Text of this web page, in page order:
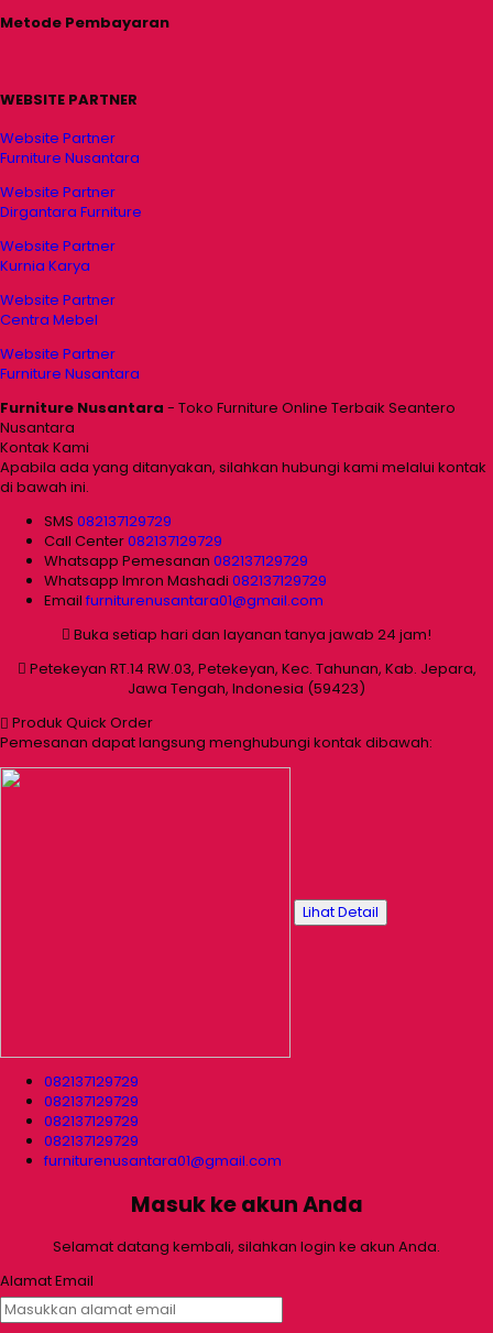
Metode Pembayaran
WEBSITE PARTNER
Website Partner
Furniture Nusantara
Website Partner
Dirgantara Furniture
Website Partner
Kurnia Karya
Website Partner
Centra Mebel
Website Partner
Furniture Nusantara
Furniture Nusantara - Toko Furniture Online Terbaik Seantero
Nusantara
Kontak Kami
Apabila ada yang ditanyakan, silahkan hubungi kami melalui kontak
di bawah ini.
SMS 082137129729
Call Center082137129729
Whatsapp Pemesanan 082137129729
Whatsapp Imron Mashadi 082137129729
Emailfurniturenusantara01@gmail.com
Buka setiap hari dan layanan tanya jawab 24 jam!
Petekeyan RT.14 RW.03, Petekeyan, Kec. Tahunan, Kab. Jepara,
Jawa Tengah, Indonesia (59423)
Produk Quick Order
Pemesanan dapat langsung menghubungi kontak dibawah:
Lihat Detail
082137129729
082137129729
082137129729
082137129729
furniturenusantara01@gmail.com
Masuk ke akun Anda
Selamat datang kembali, silahkan login ke akun Anda.
Alamat Email